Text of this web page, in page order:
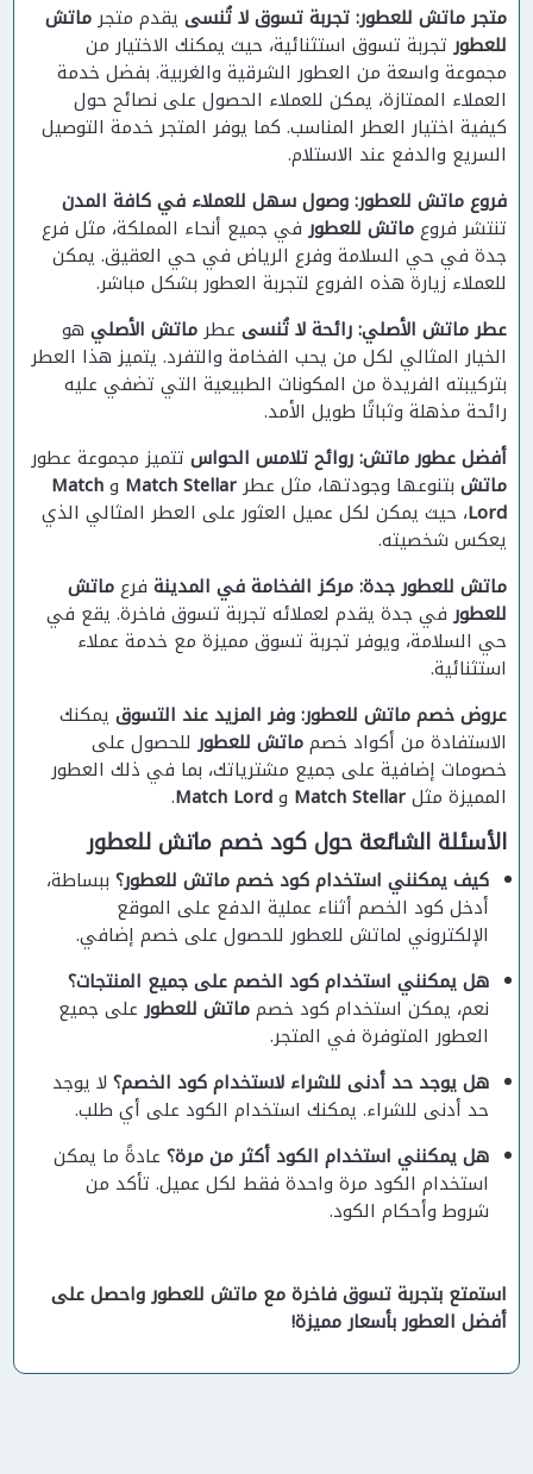
متجر ماتش للعطور: تجربة تسوق لا تُنسى يقدم متجرماتش
للعطور تجربة تسوق استثنائية، حيث يمكنك الاختيار من
مجموعة واسعة من العطور الشرقية والغربية. بفضل خدمة
العملاء الممتازة، يمكن للعملاء الحصول على نصائح حول
كيفية اختيار العطر المناسب. كما يوفر المتجر خدمة التوصيل
السريع والدفع عند الاستلام.
فروع ماتش للعطور: وصول سهل للعملاء في كافة المدن
تنتشر فروعماتش للعطور في جميع أنحاء المملكة، مثل فرع
جدة في حي السلامة وفرع الرياض في حي العقيق. يمكن
للعملاء زيارة هذه الفروع لتجربة العطور بشكل مباشر.
عطر ماتش الأصلي: رائحة لا تُنسى عطرماتش الأصلي هو
الخيار المثالي لكل من يحب الفخامة والتفرد. يتميز هذا العطر
بتركيبته الفريدة من المكونات الطبيعية التي تضفي عليه
رائحة مذهلة وثباتًا طويل الأمد.
أفضل عطور ماتش: روائح تلامس الحواس تتميز مجموعة عطور
ماتش بتنوعها وجودتها، مثل عطرMatch Stellar وMatch
Lord، حيث يمكن لكل عميل العثور على العطر المثالي الذي
يعكس شخصيته.
ماتش للعطور جدة: مركز الفخامة في المدينة فرعماتش
للعطور في جدة يقدم لعملائه تجربة تسوق فاخرة. يقع في
حي السلامة، ويوفر تجربة تسوق مميزة مع خدمة عملاء
استثنائية.
عروض خصم ماتش للعطور: وفر المزيد عند التسوق يمكنك
الاستفادة من أكواد خصمماتش للعطور للحصول على
خصومات إضافية على جميع مشترياتك، بما في ذلك العطور
المميزة مثلMatch Stellar وMatch Lord
.
الأسئلة الشائعة حول كود خصم ماتش للعطور
كيف يمكنني استخدام كود خصم ماتش للعطور؟ ببساطة،
أدخل كود الخصم أثناء عملية الدفع على الموقع
الإلكتروني لماتش للعطور للحصول على خصم إضافي.
هل يمكنني استخدام كود الخصم على جميع المنتجات؟
نعم، يمكن استخدام كود خصمماتش للعطور على جميع
العطور المتوفرة في المتجر.
هل يوجد حد أدنى للشراء لاستخدام كود الخصم؟ لا يوجد
حد أدنى للشراء. يمكنك استخدام الكود على أي طلب.
هل يمكنني استخدام الكود أكثر من مرة؟ عادةً ما يمكن
استخدام الكود مرة واحدة فقط لكل عميل. تأكد من
شروط وأحكام الكود.
استمتع بتجربة تسوق فاخرة معماتش للعطورواحصل على
أفضل العطور بأسعار مميزة!